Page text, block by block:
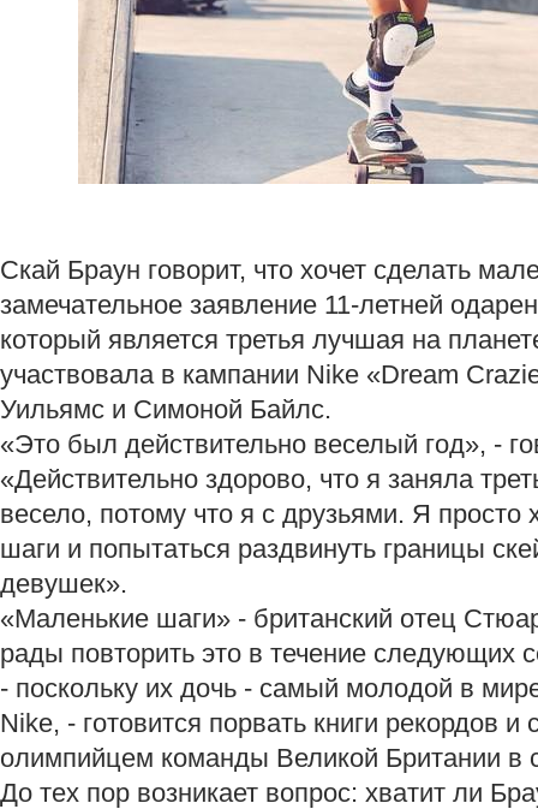
Скай Браун говорит, что хочет сделать
замечательное заявление 11-летней
который является третья лучшая на
участвовала в кампании Nike «Dream
Уильямс и Симоной Байлс.
«Это был действительно веселый год», -
«Действительно здорово, что я заняла
весело, потому что я с друзьями. Я просто
шаги и попытаться раздвинуть границы
девушек».
«Маленькие шаги» - британский отец
рады повторить это в течение следующих
- поскольку их дочь - самый молодой в
Nike, - готовится порвать книги рекордов
олимпийцем команды Великой Британии в
До тех пор возникает вопрос: хватит ли